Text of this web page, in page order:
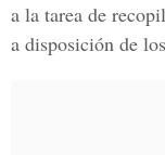
a la tarea de
a disposición de